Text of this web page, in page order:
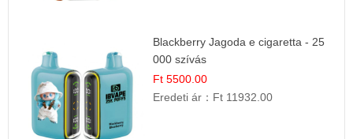
Blackberry Jagoda e cigaretta - 25
000 szívás
Ft 5500.00
Eredeti ár： Ft 11932.00